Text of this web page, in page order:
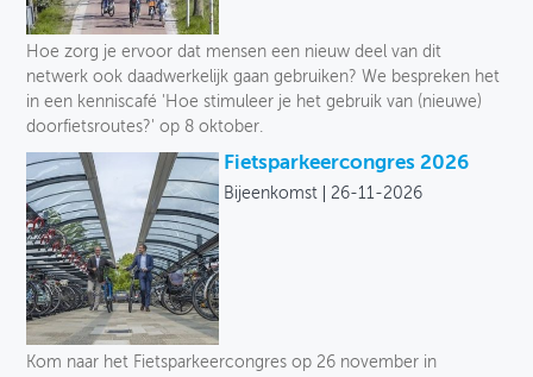
Hoe zorg je ervoor dat mensen een nieuw deel van dit
netwerk ook daadwerkelijk gaan gebruiken? We bespreken het
in een kenniscafé 'Hoe stimuleer je het gebruik van (nieuwe)
doorfietsroutes?' op 8 oktober.
Fietsparkeercongres 2026
Bijeenkomst 26-11-2026
Kom naar het Fietsparkeercongres op 26 november in